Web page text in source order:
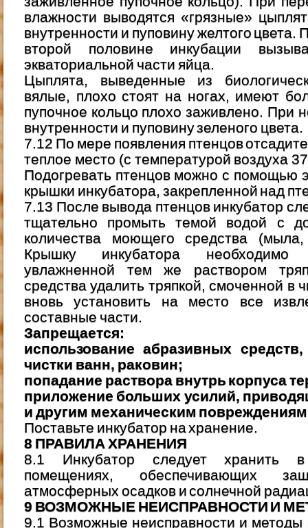
влажности выводятся «грязные»
внутренности и пуповину желтого
второй половине инкубации
экваториальной части яйца.
Цыплята, выведенные из
вялые, плохо стоят на ногах, имеют
пупочное кольцо плохо заживлено. При
внутренности и пуповину зеленого цвета.
7.12 По мере появления птенцов
теплое место (с температурой воздуха
Подогревать птенцов можно с помощью
крышки инкубатора, закрепленной над
7.13 После вывода птенцов инкубатор
тщательно промыть темой водой с
количества моющего средства
Крышку инкубатора необходимо
увлажненной тем же раствором
средства удалить тряпкой, смоченной в
вновь установить на место все
составные части.
Запрещается:
использование абразивных
чистки ванн, раковин;
попадание раствора внутрь корпуса
приложение больших усилий,
и другим механическим
Поставьте инкубатор на хранение.
8 ПРАВИЛА ХРАНЕНИЯ
8.1 Инкубатор следует хранить
помещениях, обеспечивающих
атмосферных осадков и солнечной
9 ВОЗМОЖНЫЕ НЕИСПРАВНОСТИ И
9.1 Возможные неисправности и методы